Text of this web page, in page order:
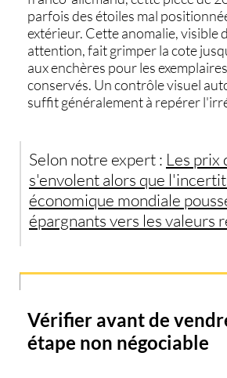
parfois des étoiles mal
extérieur. Cette anomalie, visible
attention, fait grimper la cote
aux enchères pour les
conservés. Un contrôle visuel
suffit généralement à repérer
Selon notre expert : Les prix
s'envolent alors que
économique mondiale
épargnants vers les valeurs
Vérifier avant de
étape non négociable